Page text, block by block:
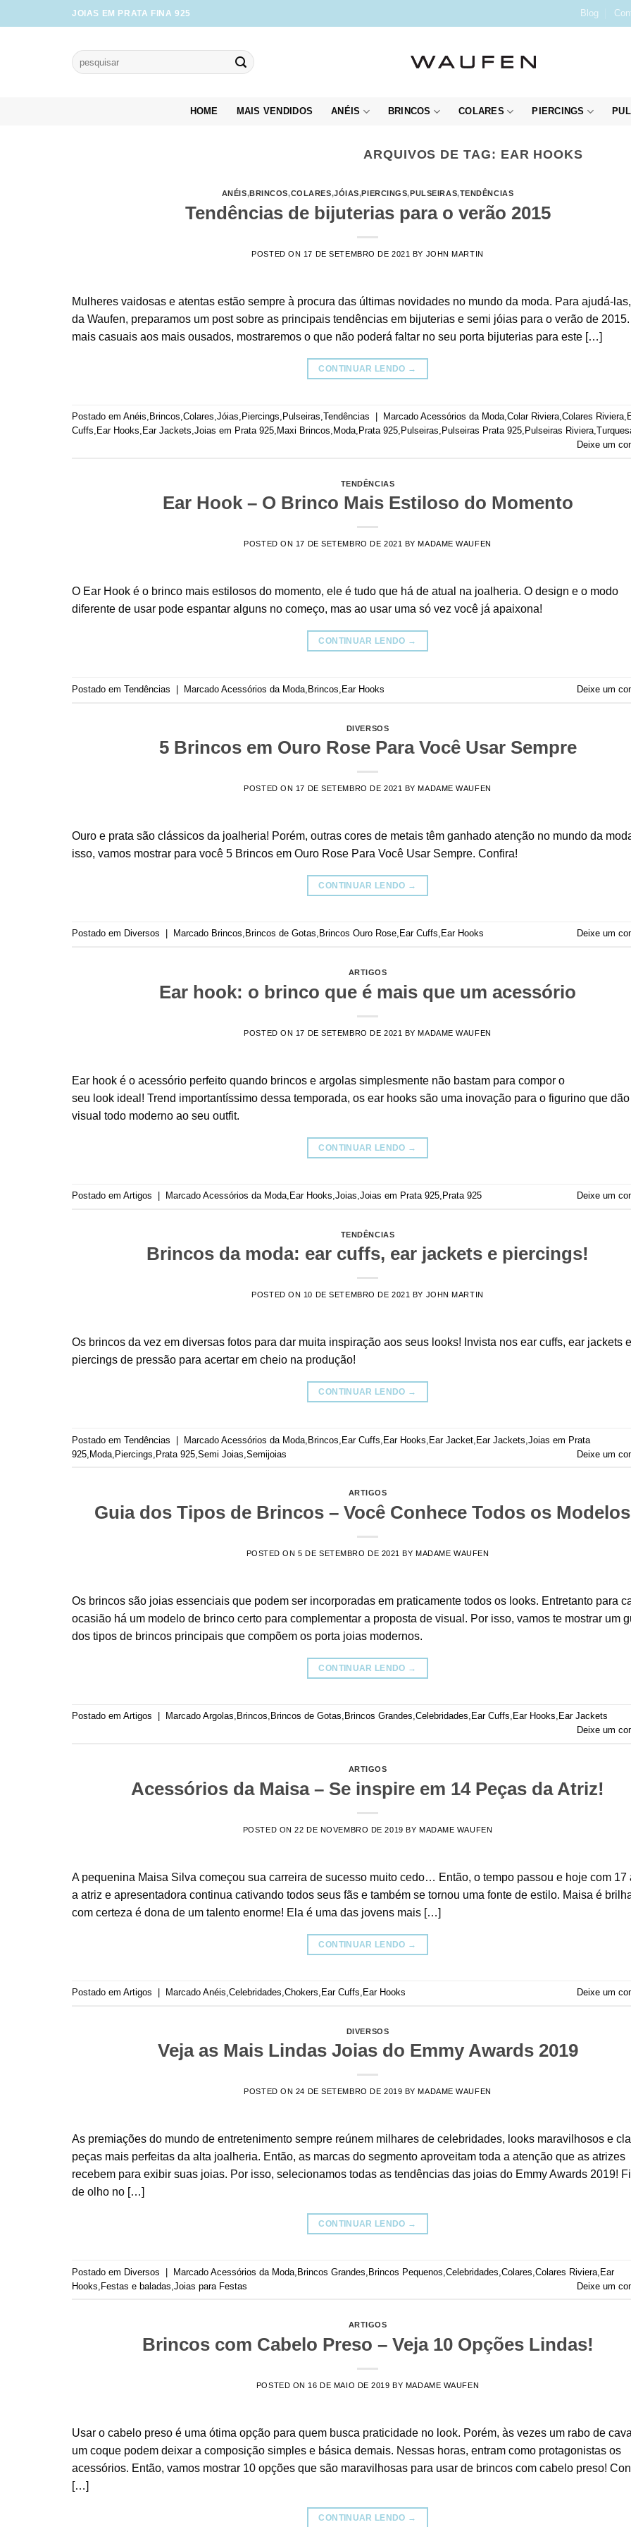
to
JOIAS EM PRATA FINA 925 Blog
Pesquisar
por:
HOME MAIS VENDIDOS ANÉIS BRINCOS COLARES PIERCINGS
ARQUIVOS DE TAG: EAR HOOKS
ANÉIS,BRINCOS,COLARES,JÓIAS,PIERCINGS,PULSEIRAS,TENDÊNCIAS
Tendências de bijuterias para o verão 2015
POSTED ON 17 DE SETEMBRO DE 2021 BY JOHN MARTIN
Mulheres vaidosas e atentas estão sempre à procura das últimas novidades no mundo da moda. Para ajudá-
da Waufen, preparamos um post sobre as principais tendências em bijuterias e semi jóias para o verão de
mais casuais aos mais ousados, mostraremos o que não poderá faltar no seu porta bijuterias para este […]
CONTINUAR LENDO →
Postado em Anéis, Brincos,Colares,Jóias, Piercings, Pulseiras,Tendências Marcado Acessórios da Moda,Colar Riviera,Colares Riviera,
Cuffs, Ear Hooks, Ear Jackets,Joias em Prata 925, Maxi Brincos, Moda, Prata 925, Pulseiras, Pulseiras Prata 925, Pulseiras Riviera,
Deixe um
TENDÊNCIAS
Ear Hook – O Brinco Mais Estiloso do Momento
POSTED ON 17 DE SETEMBRO DE 2021 BY MADAME WAUFEN
O Ear Hook é o brinco mais estilosos do momento, ele é tudo que há de atual na joalheria. O design e o modo
diferente de usar pode espantar alguns no começo, mas ao usar uma só vez você já apaixona!
CONTINUAR LENDO →
Postado em Tendências Marcado Acessórios da Moda Brincos Ear Hooks Deixe um
DIVERSOS
5 Brincos em Ouro Rose Para Você Usar Sempre
POSTED ON 17 DE SETEMBRO DE 2021 BYMADAME WAUFEN
Ouro e prata são clássicos da joalheria! Porém, outras cores de metais têm ganhado atenção no mundo da
isso, vamos mostrar para você 5 Brincos em Ouro Rose Para Você Usar Sempre. Confira!
CONTINUAR LENDO →
Postado em Diversos Marcado Brincos, Brincos de Gotas, Brincos Ouro Rose, Ear Cuffs, Ear Hooks Deixe um
ARTIGOS
Ear hook: o brinco que é mais que um acessório
POSTED ON 17 DE SETEMBRO DE 2021 BYMADAME WAUFEN
Ear hook é o acessório perfeito quando brincos e argolas simplesmente não bastam para compor o
seu look ideal! Trend importantíssimo dessa temporada, os ear hooks são uma inovação para o figurino que
visual todo moderno ao seu outfit.
CONTINUAR LENDO →
Postado em Artigos Marcado Acessórios da Moda, Ear Hooks,Joias,Joias em Prata 925, Prata 925 Deixe um
TENDÊNCIAS
Brincos da moda: ear cuffs, ear jackets e piercings!
POSTED ON 10 DE SETEMBRO DE 2021 BY JOHN MARTIN
Os brincos da vez em diversas fotos para dar muita inspiração aos seus looks! Invista nos ear cuffs, ear jackets e
piercings de pressão para acertar em cheio na produção!
CONTINUAR LENDO →
Postado em Tendências Marcado Acessórios da Moda Brincos Ear Cuffs Ear Hooks Ear Jacket Ear Jackets Joias em Prata
925 Moda Piercings Prata 925 Semi Joias Semijoias Deixe um
ARTIGOS
Guia dos Tipos de Brincos – Você Conhece Todos os
POSTED ON5 DE SETEMBRO DE 2021 BYMADAME WAUFEN
Os brincos são joias essenciais que podem ser incorporadas em praticamente todos os looks. Entretanto para
ocasião há um modelo de brinco certo para complementar a proposta de visual. Por isso, vamos te mostrar um
dos tipos de brincos principais que compõem os porta joias modernos.
CONTINUAR LENDO →
Postado em Artigos Marcado Argolas, Brincos, Brincos de Gotas, Brincos Grandes,Celebridades, Ear Cuffs, Ear Hooks, Ear Jackets
Deixe um
ARTIGOS
Acessórios da Maisa – Se inspire em 14 Peças da Atriz!
POSTED ON22 DE NOVEMBRO DE 2019 BY MADAME WAUFEN
A pequenina Maisa Silva começou sua carreira de sucesso muito cedo… Então, o tempo passou e hoje com 17
a atriz e apresentadora continua cativando todos seus fãs e também se tornou uma fonte de estilo. Maisa é
com certeza é dona de um talento enorme! Ela é uma das jovens mais […]
CONTINUAR LENDO →
Postado em Artigos Marcado Anéis,Celebridades,Chokers, Ear Cuffs, Ear Hooks Deixe um
DIVERSOS
Veja as Mais Lindas Joias do Emmy Awards 2019
POSTED ON 24 DE SETEMBRO DE 2019 BY MADAME WAUFEN
As premiações do mundo de entretenimento sempre reúnem milhares de celebridades, looks maravilhosos e
peças mais perfeitas da alta joalheria. Então, as marcas do segmento aproveitam toda a atenção que as atrizes
recebem para exibir suas joias. Por isso, selecionamos todas as tendências das joias do Emmy Awards 2019!
de olho no […]
CONTINUAR LENDO →
Postado em Diversos Marcado Acessórios da Moda Brincos Grandes Brincos Pequenos Celebridades Colares Colares Riviera Ear
Hooks Festas e baladas Joias para Festas Deixe um
ARTIGOS
Brincos com Cabelo Preso – Veja 10 Opções Lindas!
POSTED ON 16 DE MAIO DE 2019 BY MADAME WAUFEN
Usar o cabelo preso é uma ótima opção para quem busca praticidade no look. Porém, às vezes um rabo de
um coque podem deixar a composição simples e básica demais. Nessas horas, entram como protagonistas os
acessórios. Então, vamos mostrar 10 opções que são maravilhosas para usar de brincos com cabelo preso!
[…]
CONTINUAR LENDO →